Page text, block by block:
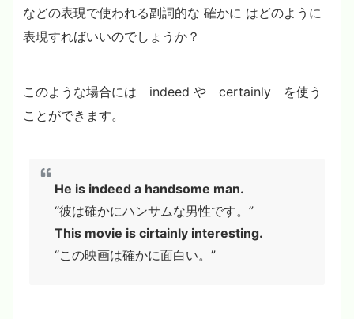
などの表現で使われる副詞的な 確かに はどのように
表現すればいいのでしょうか？
このような場合には indeed や certainly を使う
ことができます。
He is indeed a handsome man.
“彼は確かにハンサムな男性です。”
This movie is cirtainly interesting.
“この映画は確かに面白い。”